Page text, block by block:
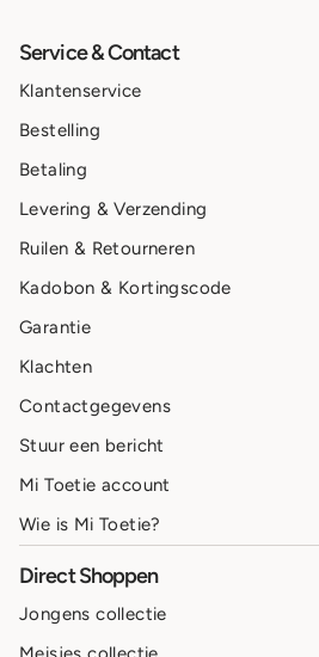
Service & Contact
Klantenservice
Bestelling
Betaling
Levering & Verzending
Ruilen & Retourneren
Kadobon & Kortingscode
Garantie
Klachten
Contactgegevens
Stuur een bericht
Mi Toetie account
Wie is Mi Toetie?
Direct Shoppen
Jongens collectie